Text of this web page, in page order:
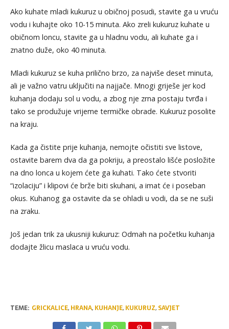
Ako kuhate mladi kukuruz u običnoj posudi, stavite ga u vruću
vodu i kuhajte oko 10-15 minuta. Ako zreli kukuruz kuhate u
običnom loncu, stavite ga u hladnu vodu, ali kuhate ga i
znatno duže, oko 40 minuta.
Mladi kukuruz se kuha prilično brzo, za najviše deset minuta,
ali je važno vatru uključiti na najjače. Mnogi griješe jer kod
kuhanja dodaju sol u vodu, a zbog nje zrna postaju tvrđa i
tako se produžuje vrijeme termičke obrade. Kukuruz posolite
na kraju.
Kada ga čistite prije kuhanja, nemojte očistiti sve listove,
ostavite barem dva da ga pokriju, a preostalo lišće posložite
na dno lonca u kojem ćete ga kuhati. Tako ćete stvoriti
“izolaciju” i klipovi će brže biti skuhani, a imat će i poseban
okus. Kuhanog ga ostavite da se ohladi u vodi, da se ne suši
na zraku.
Još jedan trik za ukusniji kukuruz: Odmah na početku kuhanja
dodajte žlicu maslaca u vruću vodu.
TEME: GRICKALICE, HRANA, KUHANJE, KUKURUZ, SAVJET